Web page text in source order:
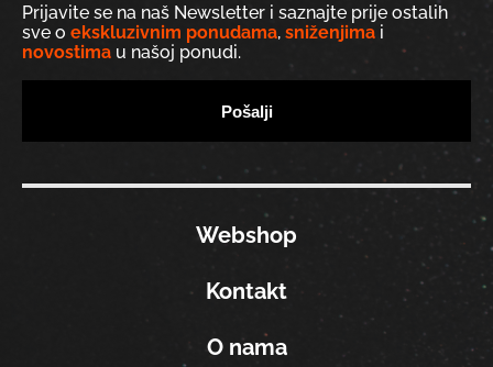
Prijavite se na naš Newsletter i saznajte prije ostalih
sve o ekskluzivnim ponudama, sniženjima i
novostima u našoj ponudi.
Webshop
Kontakt
O nama